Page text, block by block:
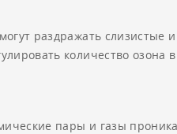
раздражать слизистые
количество озона
пары и газы